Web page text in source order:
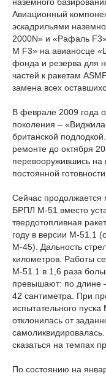
Авиационный
эскадрильями
2000N» и «Рафаль
М F3» на авианосце
фонда и резерва для
частей к ракетам
замена всех
В феврале 2009 года
поколения –
британской
ремонте до октября
перевооружившись
постоянной
Сейчас
БРПЛ М-51 вместо
твердотопливная
году в версии М-51.1
М-45). Дальность
километров. Работы
М-51.1 в 1,6 раза
превышают: по длине
42 сантиметра. При
испытательного
отклонилась от
сказаться на темпах
По состоянию на